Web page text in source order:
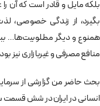
بلكه مایل و قادر است که آن
بگيرد، از زندگی خصوصی،
همنوع و ديگر مطلوبيت‌ها…
منافع مصرفی و غيربازاری نيز
بحث حاضر من گزارشی از
انسانی در ایران در شش